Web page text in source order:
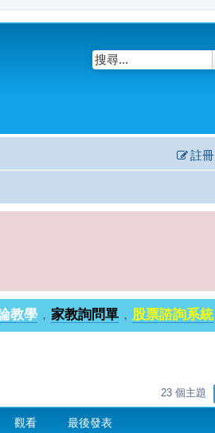
註冊
教學 ， 家教詢問單 ， 股票諮詢系統
23 個主題
觀看 最後發表